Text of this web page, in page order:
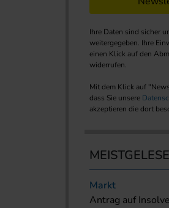
Ihre Daten sind sicher
weitergegeben. Ihre
einen Klick auf den
widerrufen.
Mit dem Klick auf
dass Sie unsere
akzeptieren die dort
Markt
Antrag auf